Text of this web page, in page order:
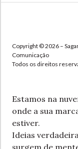
Copyright © 2026 –
Comunicação
Todos os direitos
Estamos na
onde a sua
estiver.
Ideias
surgem de